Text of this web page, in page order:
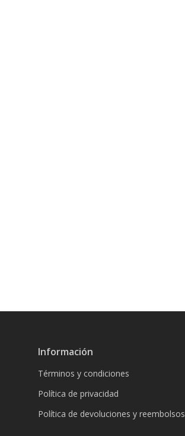
Información
Términos y condiciones
Política de privacidad
Política de devoluciones y reembolsos